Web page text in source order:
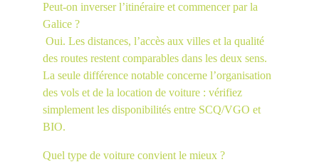
Peut-on inverser l’itinéraire et commencer par la
Galice ?
des routes restent comparables dans les deux sens.
La seule différence notable concerne l’organisation
des vols et de la location de voiture : vérifiez
simplement les disponibilités entre SCQ/VGO et
BIO.
Quel type de voiture convient le mieux ?